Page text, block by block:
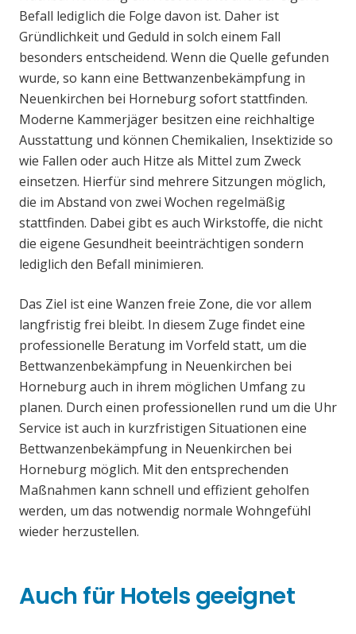
Befall lediglich die Folge davon ist. Daher ist
Gründlichkeit und Geduld in solch einem Fall
besonders entscheidend. Wenn die Quelle gefunden
wurde, so kann eine Bettwanzenbekämpfung in
Neuenkirchen bei Horneburg sofort stattfinden.
Moderne Kammerjäger besitzen eine reichhaltige
Ausstattung und können Chemikalien, Insektizide so
wie Fallen oder auch Hitze als Mittel zum Zweck
einsetzen. Hierfür sind mehrere Sitzungen möglich,
die im Abstand von zwei Wochen regelmäßig
stattfinden. Dabei gibt es auch Wirkstoffe, die nicht
die eigene Gesundheit beeinträchtigen sondern
lediglich den Befall minimieren.
Das Ziel ist eine Wanzen freie Zone, die vor allem
langfristig frei bleibt. In diesem Zuge findet eine
professionelle Beratung im Vorfeld statt, um die
Bettwanzenbekämpfung in Neuenkirchen bei
Horneburg auch in ihrem möglichen Umfang zu
planen. Durch einen professionellen rund um die Uhr
Service ist auch in kurzfristigen Situationen eine
Bettwanzenbekämpfung in Neuenkirchen bei
Horneburg möglich. Mit den entsprechenden
Maßnahmen kann schnell und effizient geholfen
werden, um das notwendig normale Wohngefühl
wieder herzustellen.
Auch für Hotels geeignet